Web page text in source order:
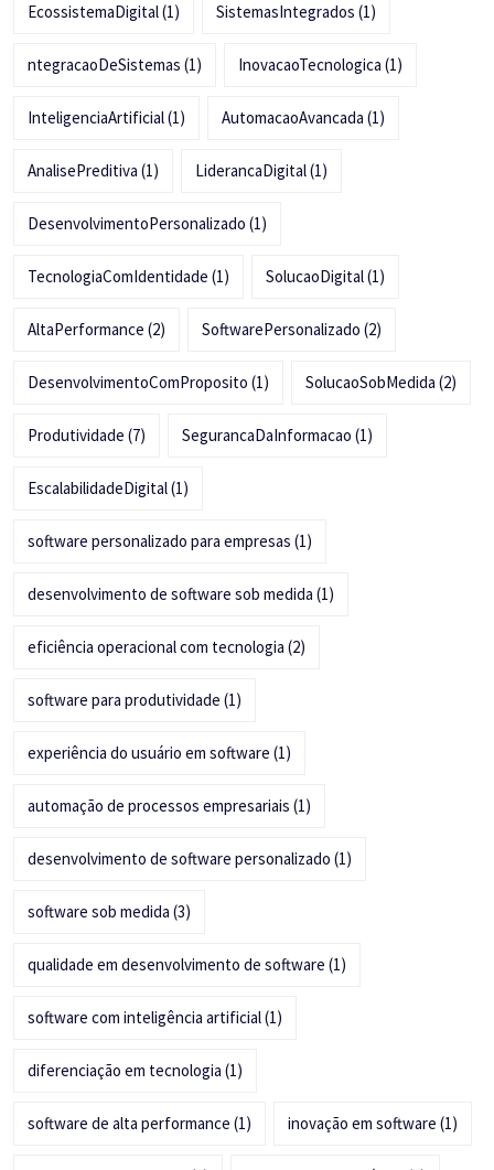
EcossistemaDigital(1) SistemasIntegrados (1)
ntegracaoDeSistemas (1) InovacaoTecnologica (1)
InteligenciaArtificial(1) AutomacaoAvancada (1)
AnalisePreditiva (1) LiderancaDigital(1)
DesenvolvimentoPersonalizado (1)
TecnologiaComIdentidade (1) SolucaoDigital(1)
AltaPerformance (2) SoftwarePersonalizado (2)
DesenvolvimentoComProposito (1) SolucaoSobMedida (2)
Produtividade (7) SegurancaDaInformacao (1)
EscalabilidadeDigital(1)
software personalizado para empresas (1)
desenvolvimento de software sob medida (1)
eficiência operacional com tecnologia (2)
software para produtividade (1)
experiência do usuário em software (1)
automação de processos empresariais (1)
desenvolvimento de software personalizado (1)
software sob medida (3)
qualidade em desenvolvimento de software (1)
software com inteligência artificial(1)
diferenciação em tecnologia (1)
software de alta performance (1) inovação em software (1)